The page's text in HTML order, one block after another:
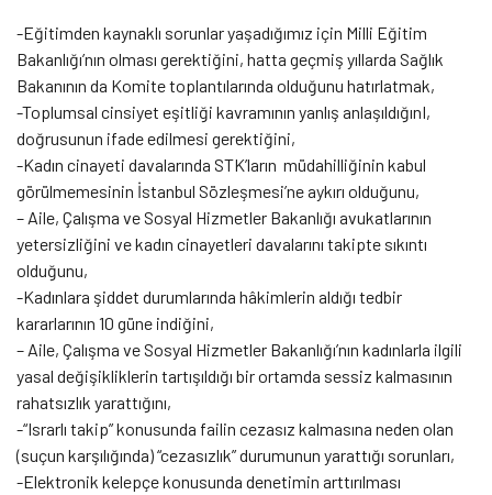
-Eğitimden kaynaklı sorunlar yaşadığımız için Milli Eğitim
Bakanlığı’nın olması gerektiğini, hatta geçmiş yıllarda Sağlık
Bakanının da Komite toplantılarında olduğunu hatırlatmak,
-Toplumsal cinsiyet eşitliği kavramının yanlış anlaşıldığınI,
doğrusunun ifade edilmesi gerektiğini,
-Kadın cinayeti davalarında STK’ların müdahilliğinin kabul
görülmemesinin İstanbul Sözleşmesi’ne aykırı olduğunu,
– Aile, Çalışma ve Sosyal Hizmetler Bakanlığı avukatlarının
yetersizliğini ve kadın cinayetleri davalarını takipte sıkıntı
olduğunu,
-Kadınlara şiddet durumlarında hâkimlerin aldığı tedbir
kararlarının 10 güne indiğini,
– Aile, Çalışma ve Sosyal Hizmetler Bakanlığı’nın kadınlarla ilgili
yasal değişikliklerin tartışıldığı bir ortamda sessiz kalmasının
rahatsızlık yarattığını,
-“Israrlı takip” konusunda failin cezasız kalmasına neden olan
(suçun karşılığında) “cezasızlık” durumunun yarattığı sorunları,
-Elektronik kelepçe konusunda denetimin arttırılması